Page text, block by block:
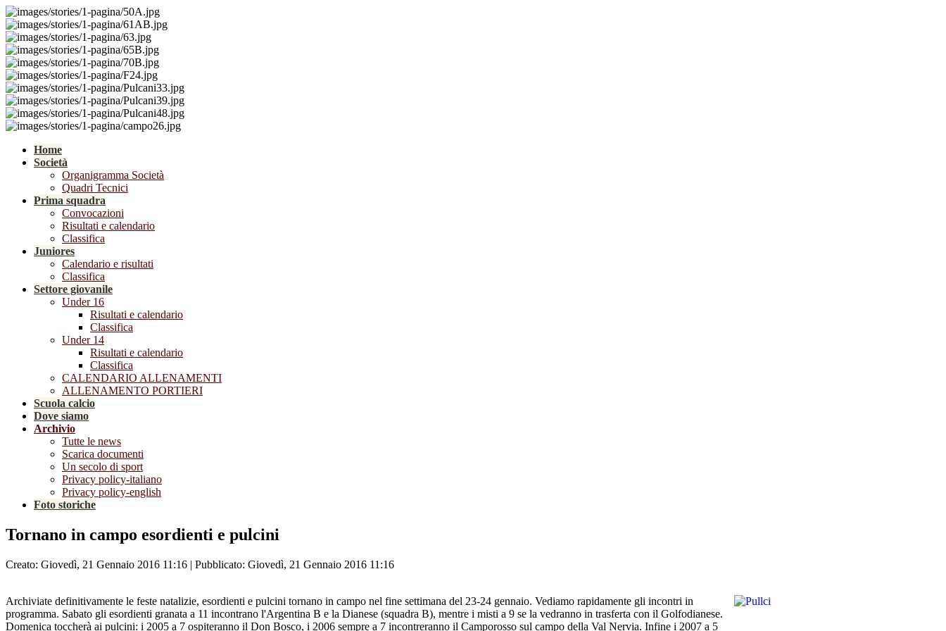
Home
Società
Organigramma Società
Quadri Tecnici
Prima squadra
Convocazioni
Risultati e calendario
Classifica
Juniores
Calendario e risultati
Classifica
Settore giovanile
Under 16
Risultati e calendario
Classifica
Under 14
Risultati e calendario
Classifica
CALENDARIO ALLENAMENTI
ALLENAMENTO PORTIERI
Scuola calcio
Dove siamo
Archivio
Tutte le news
Scarica documenti
Un secolo di sport
Privacy policy-italiano
Privacy policy-english
Foto storiche
Tornano in campo esordienti e pulcini
Creato: Giovedì, 21 Gennaio 2016 11:16 | Pubblicato: Giovedì, 21 Gennaio 2016 11:16
Archiviate definitivamente le feste natalizie, esordienti e pulcini tornano in campo nel fine settimana del 23-24 gennaio. Vediamo rapidamente gli incontri in
programma. Sabato gli esordienti granata a 11 incontrano l'Argentina B e la Dianese (squadra B), mentre i misti a 9 se la vedranno in trasferta con il Golfodianese.
Domenica toccherà ai pulcini: i 2005 a 7 ospiteranno il Don Bosco, i 2006 sempre a 7 incontreranno il Camporosso sul campo della Val Nervia. Infine i 2007 a 5